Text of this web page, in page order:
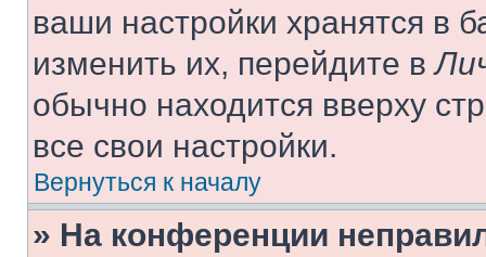
ваши настройки хранятся в
изменить их, перейдите в
обычно находится вверху
все свои настройки.
Вернуться к началу
» На конференции